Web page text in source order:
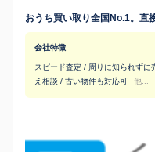
おうち買い取り全国No.1。直
会社特徴
スピード査定 / 周りに知られず
え相談 / 古い物件も対応可
他...